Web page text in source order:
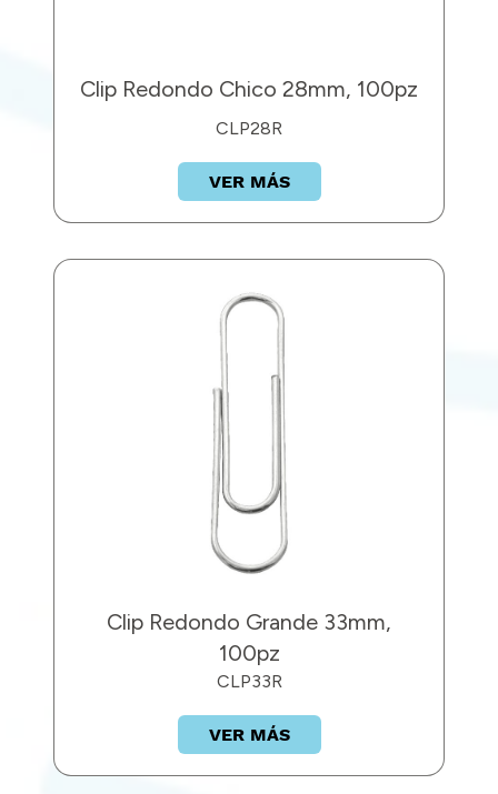
Clip Redondo Chico 28mm, 100pz
CLP28R
VER MÁS
Clip Redondo Grande 33mm,
100pz
CLP33R
VER MÁS